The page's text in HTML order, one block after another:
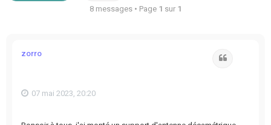
8 messages • Page 1 sur 1
zorro
07 mai 2023, 20:20